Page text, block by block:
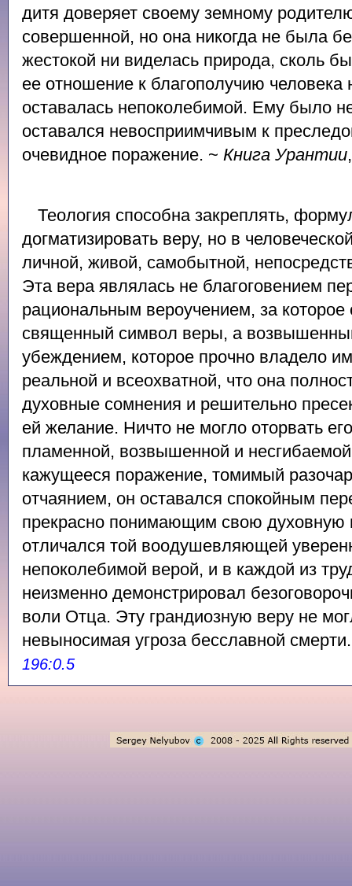
дитя доверяет своему земному
совершенной, но она никогда не была
жестокой ни виделась природа, сколь
ее отношение к благополучию
оставалась непоколебимой. Ему было
оставался невосприимчивым к
очевидное поражение. ~ Книга Урантии
Теология способна закреплять,
догматизировать веру, но в
личной, живой, самобытной,
Эта вера являлась не благоговением
рациональным вероучением, за которое
священный символ веры, а
убеждением, которое прочно владело
реальной и всеохватной, что она
духовные сомнения и решительно
ей желание. Ничто не могло оторвать
пламенной, возвышенной и
кажущееся поражение, томимый
отчаянием, он оставался спокойным
прекрасно понимающим свою духовную
отличался той воодушевляющей
непоколебимой верой, и в каждой из
неизменно демонстрировал
воли Отца. Эту грандиозную веру не
невыносимая угроза бесславной
196:0.5